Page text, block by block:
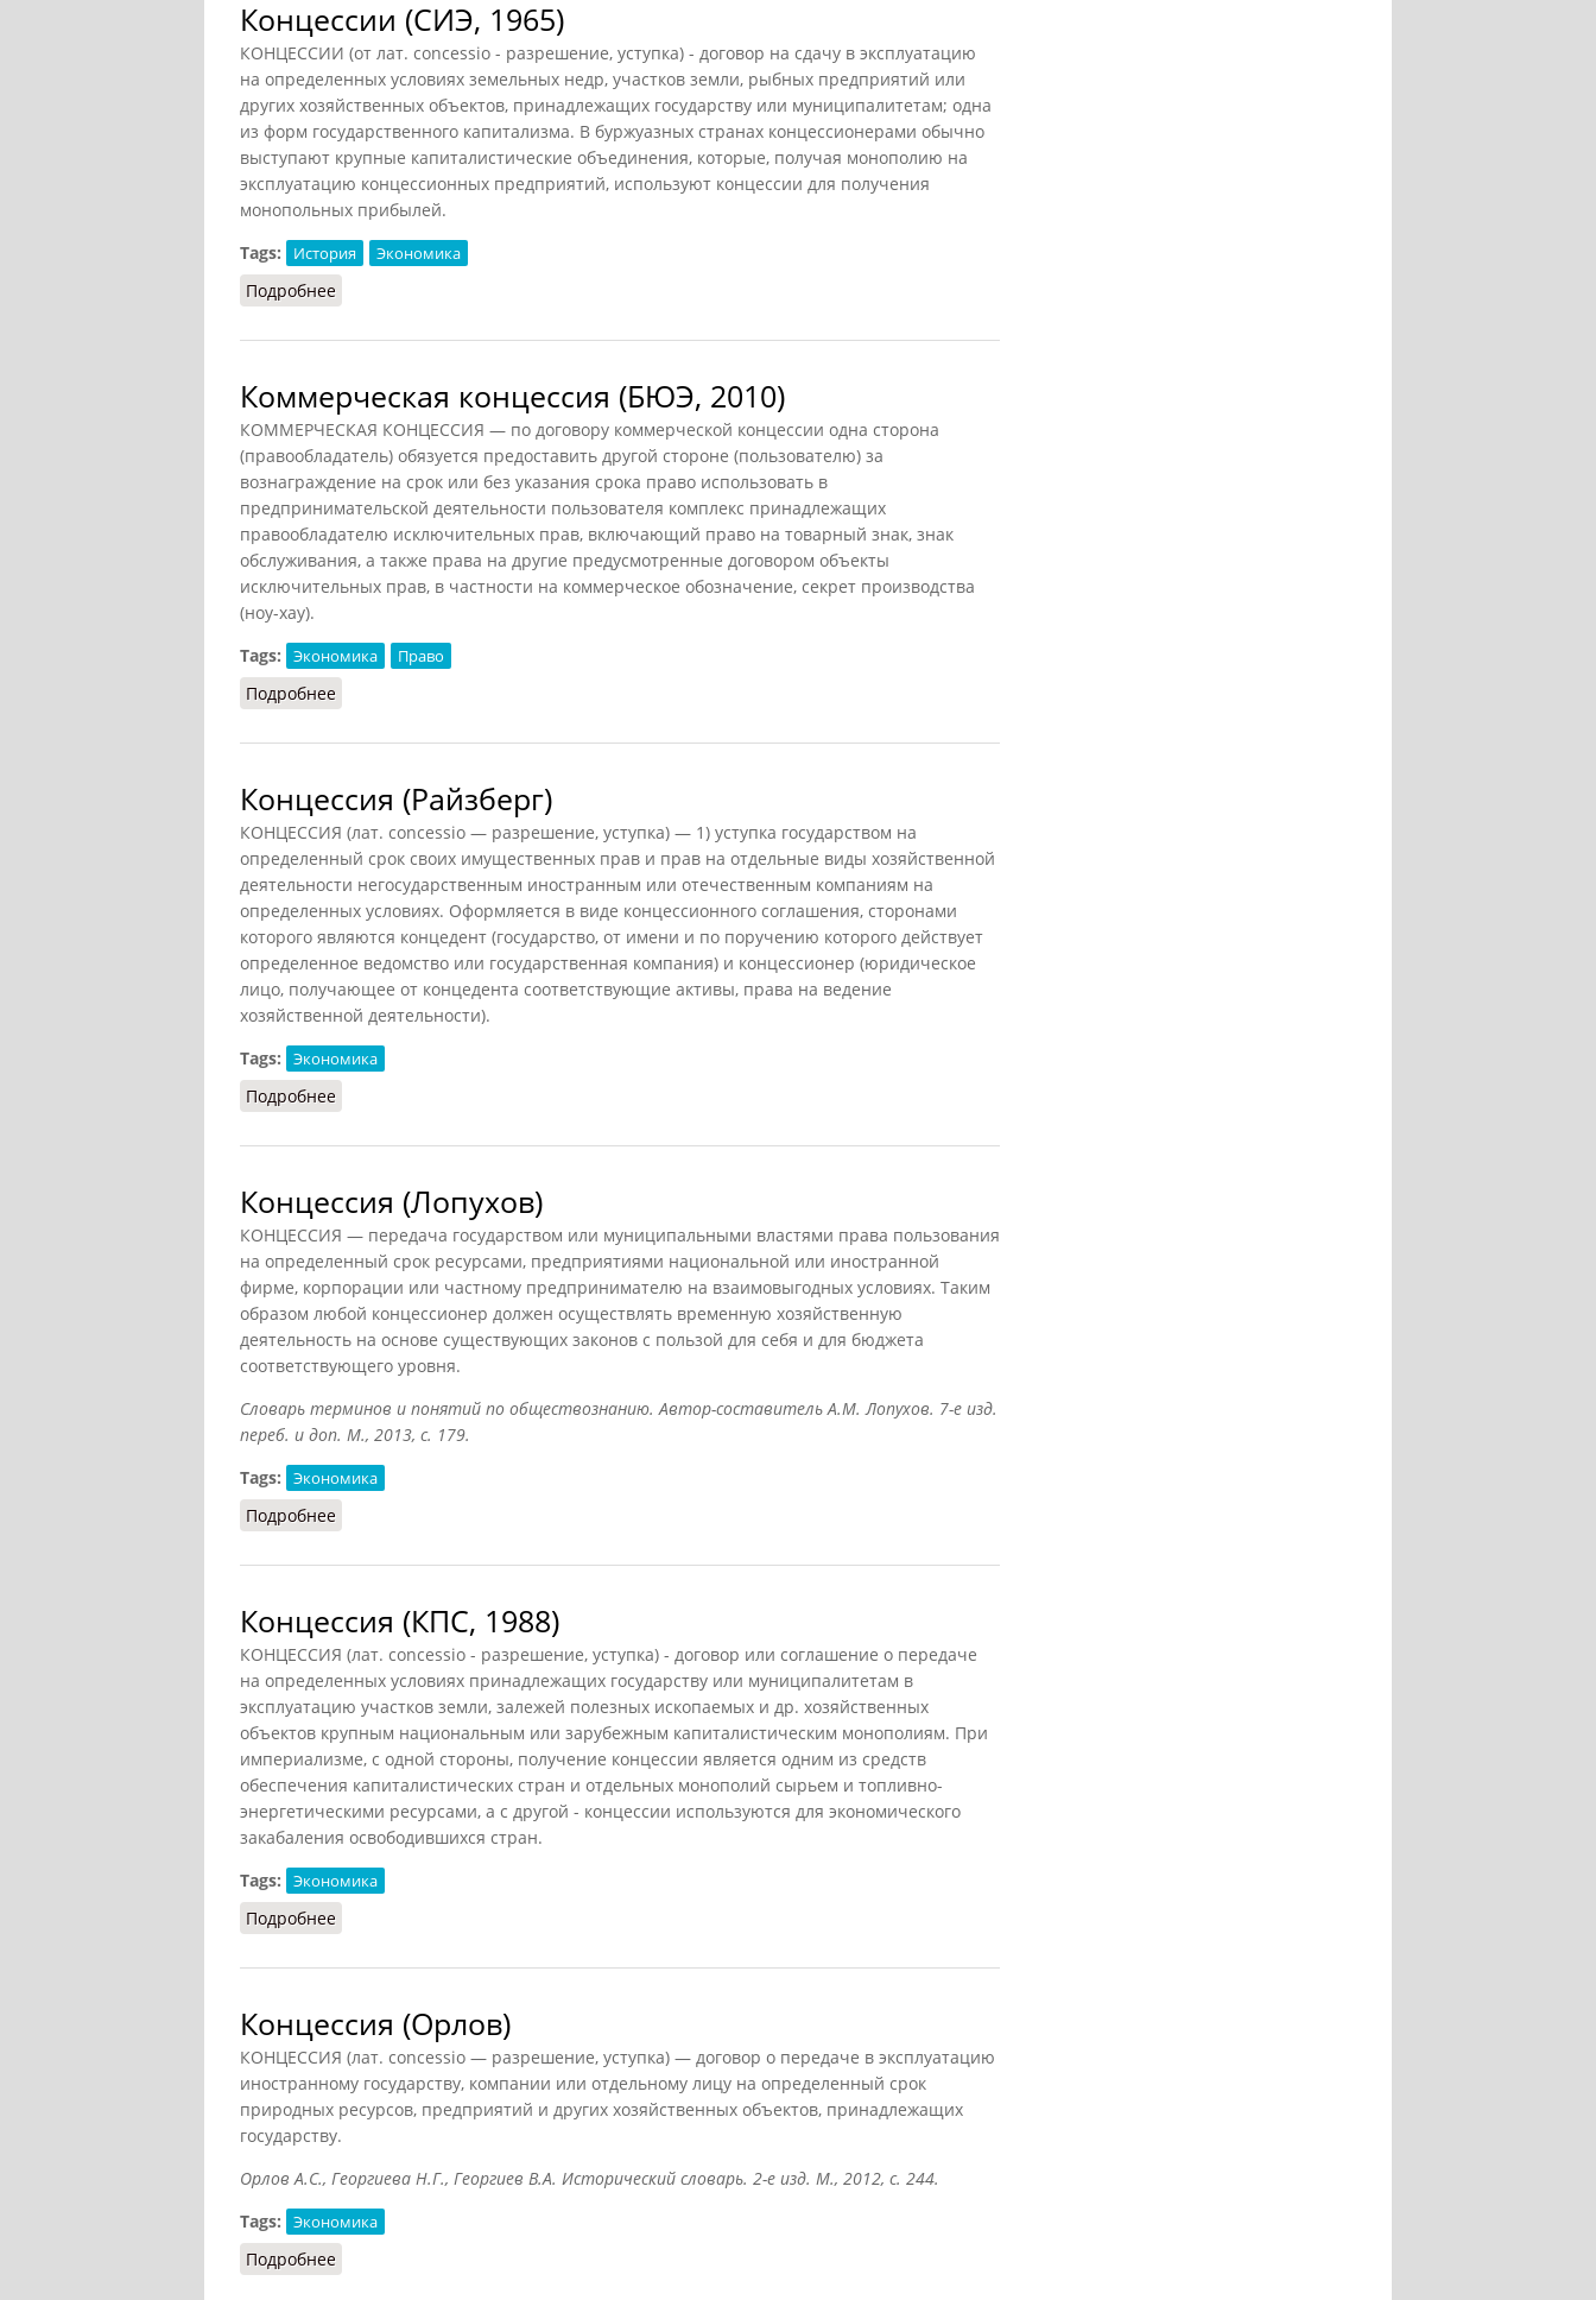
Концессии (СИЭ, 1965)
КОНЦЕССИИ (от лат. concessio - разрешение, уступка) - договор на сдачу в эксплуатацию
на определенных условиях земельных недр, участков земли, рыбных предприятий или
других хозяйственных объектов, принадлежащих государству или муниципалитетам; одна
из форм государственного капитализма. В буржуазных странах концессионерами обычно
выступают крупные капиталистические объединения, которые, получая монополию на
эксплуатацию концессионных предприятий, используют концессии для получения
монопольных прибылей.
Tags:
История Экономика
Подробнее
Коммерческая концессия (БЮЭ, 2010)
КОММЕРЧЕСКАЯ КОНЦЕССИЯ — по договору коммерческой концессии одна сторона
(правообладатель) обязуется предоставить другой стороне (пользователю) за
вознаграждение на срок или без указания срока право использовать в
предпринимательской деятельности пользователя комплекс принадлежащих
правообладателю исключительных прав, включающий право на товарный знак, знак
обслуживания, а также права на другие предусмотренные договором объекты
исключительных прав, в частности на коммерческое обозначение, секрет производства
(ноу-хау).
Tags:
Экономика Право
Подробнее
Концессия (Райзберг)
КОНЦЕССИЯ (лат. concessio — разрешение, уступка) — 1) уступка государством на
определенный срок своих имущественных прав и прав на отдельные виды хозяйственной
деятельности негосударственным иностранным или отечественным компаниям на
определенных условиях. Оформляется в виде концессионного соглашения, сторонами
которого являются концедент (государство, от имени и по поручению которого действует
определенное ведомство или государственная компания) и концессионер (юридическое
лицо, получающее от концедента соответствующие активы, права на ведение
хозяйственной деятельности).
Tags:
Экономика
Подробнее
Концессия (Лопухов)
КОНЦЕССИЯ — передача государством или муниципальными властями права пользования
на определенный срок ресурсами, предприятиями национальной или иностранной
фирме, корпорации или частному предпринимателю на взаимовыгодных условиях. Таким
образом любой концессионер должен осуществлять временную хозяйственную
деятельность на основе существующих законов с пользой для себя и для бюджета
соответствующего уровня.
Словарь терминов и понятий по обществознанию. Автор-составитель А.М. Лопухов. 7-е изд.
переб. и доп. М., 2013, с. 179.
Tags:
Экономика
Подробнее
Концессия (КПС, 1988)
КОНЦЕССИЯ (лат. concessio - разрешение, уступка) - договор или соглашение о передаче
на определенных условиях принадлежащих государству или муниципалитетам в
эксплуатацию участков земли, залежей полезных ископаемых и др. хозяйственных
объектов крупным национальным или зарубежным капиталистическим монополиям. При
империализме, с одной стороны, получение концессии является одним из средств
обеспечения капиталистических стран и отдельных монополий сырьем и топливно-
энергетическими ресурсами, а с другой - концессии используются для экономического
закабаления освободившихся стран.
Tags:
Экономика
Подробнее
Концессия (Орлов)
КОНЦЕССИЯ (лат. concessio — разрешение, уступка) — договор о передаче в эксплуатацию
иностранному государству, компании или отдельному лицу на определенный срок
природных ресурсов, предприятий и других хозяйственных объектов, принадлежащих
государству.
Орлов А.С., Георгиева Н.Г., Георгиев В.А. Исторический словарь. 2-е изд. М., 2012, с. 244.
Tags:
Экономика
Подробнее